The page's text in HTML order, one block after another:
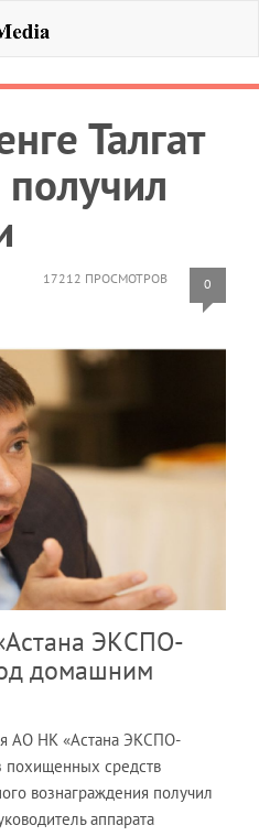
Талгат
17212 ПРОСМОТРОВ 0
ЭКСПО-
домашним
АО НК «Астана ЭКСПО-
похищенных средств
вознаграждения получил
аппарата